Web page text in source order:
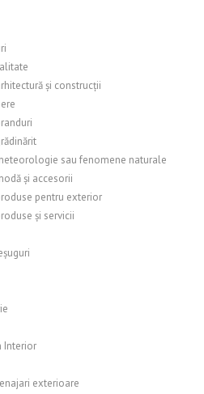
și construcții
sau fenomene naturale
și accesorii
pentru exterior
și servicii
Interior
exterioare